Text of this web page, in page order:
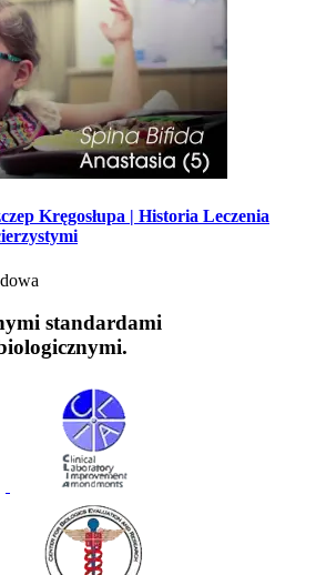
Kręgosłupa | Historia Leczenia
standardami